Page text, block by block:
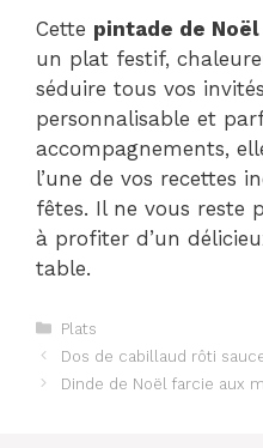
Cette pintade de Noël
un plat festif,
séduire tous vos
personnalisable et
accompagnements,
l’une de vos recettes
fêtes. Il ne vous reste
à profiter d’un
table.
Catégories
Plats
Dos de cabillaud rôti
Dinde de Noël farcie aux